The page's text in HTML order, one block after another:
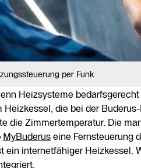
per Funk
Heizsysteme
die bei der
die Zimmertemperatur. Die
MyBuderus eine Fernsteuerung
ein internetfähiger